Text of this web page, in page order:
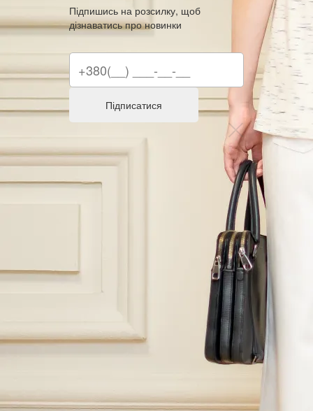
Підпишись на розсилку, щоб
дізнаватись про новинки
Підписатися